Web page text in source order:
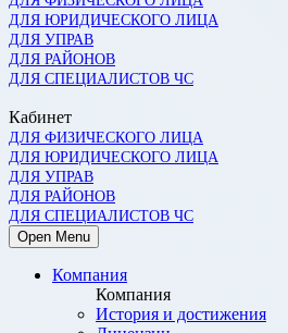
ДЛЯ ЮРИДИЧЕСКОГО ЛИЦА
ДЛЯ УПРАВ
ДЛЯ РАЙОНОВ
ДЛЯ СПЕЦИАЛИСТОВ ЧС
Кабинет
ДЛЯ ФИЗИЧЕСКОГО ЛИЦА
ДЛЯ ЮРИДИЧЕСКОГО ЛИЦА
ДЛЯ УПРАВ
ДЛЯ РАЙОНОВ
ДЛЯ СПЕЦИАЛИСТОВ ЧС
Open Menu
Компания
Компания
История и достижения